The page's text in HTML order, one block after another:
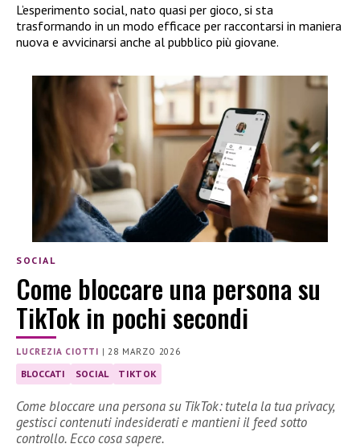
L’esperimento social, nato quasi per gioco, si sta
trasformando in un modo efficace per raccontarsi in maniera
nuova e avvicinarsi anche al pubblico più giovane.
SOCIAL
Come bloccare una persona su
TikTok in pochi secondi
LUCREZIA CIOTTI |28 MARZO 2026
BLOCCATI SOCIAL TIKTOK
Come bloccare una persona su TikTok: tutela la tua privacy,
gestisci contenuti indesiderati e mantieni il feed sotto
controllo. Ecco cosa sapere.